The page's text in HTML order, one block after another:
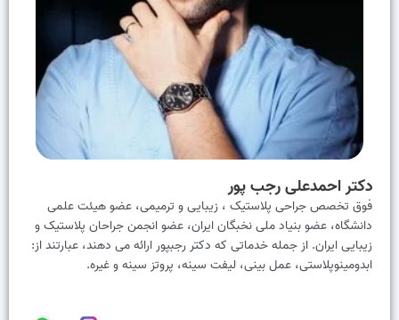
دکتر احمدعلی رجب پور
فوق تخصص جراحی پلاستیک ، زیبایی و ترمیمی، عضو هيئت علمى
دانشگاه، عضو بنیاد ملی نخبگان ایران، عضو انجمن جراحان پلاستیک و
زیبایی ایران. از جمله خدماتی که دکتر رجبپور ارائه می دهند، عبارتند از:
ابدومینوپلاستی، عمل بینی، لیفت سینه، پروتز سینه و غیره.